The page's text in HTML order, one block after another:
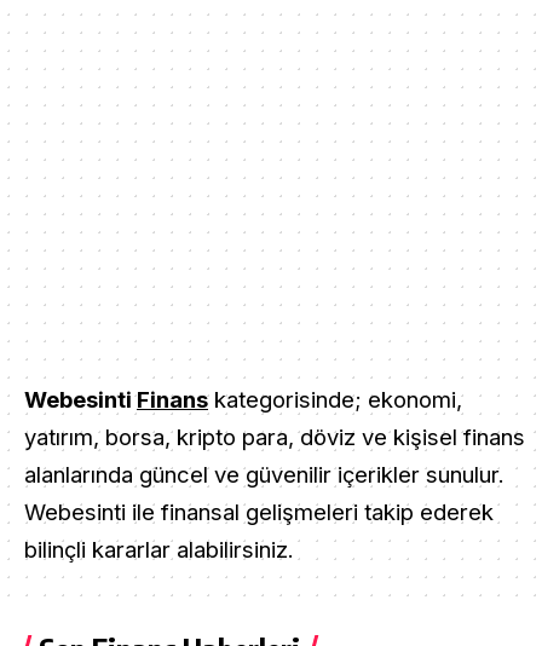
WebesintiFinanskategorisinde; ekonomi,
yatırım, borsa, kripto para, döviz ve kişisel finans
alanlarında güncel ve güvenilir içerikler sunulur.
Webesinti ile finansal gelişmeleri takip ederek
bilinçli kararlar alabilirsiniz.